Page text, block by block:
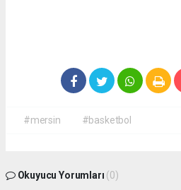
#mersin #basketbol
Okuyucu Yorumları (0)